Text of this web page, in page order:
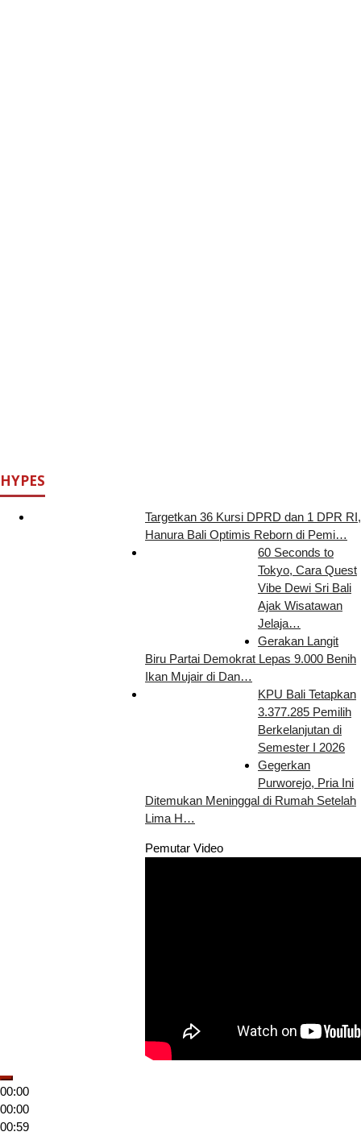
HYPES
Targetkan 36 Kursi DPRD dan 1 DPR RI,
Hanura Bali Optimis Reborn di Pemi…
60 Seconds to
Tokyo, Cara Quest
Vibe Dewi Sri Bali
Ajak Wisatawan
Jelaja…
Gerakan Langit
Biru Partai Demokrat Lepas 9.000 Benih
Ikan Mujair di Dan…
KPU Bali Tetapkan
3.377.285 Pemilih
Berkelanjutan di
Semester I 2026
Gegerkan
Purworejo, Pria Ini
Ditemukan Meninggal di Rumah Setelah
Lima H…
Pemutar Video
00:00
00:00
00:59